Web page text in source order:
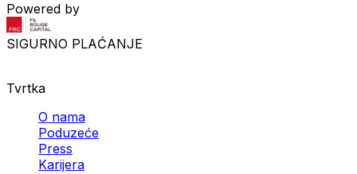
Powered by
SIGURNO PLAĆANJE
Tvrtka
O nama
Poduzeće
Press
Karijera